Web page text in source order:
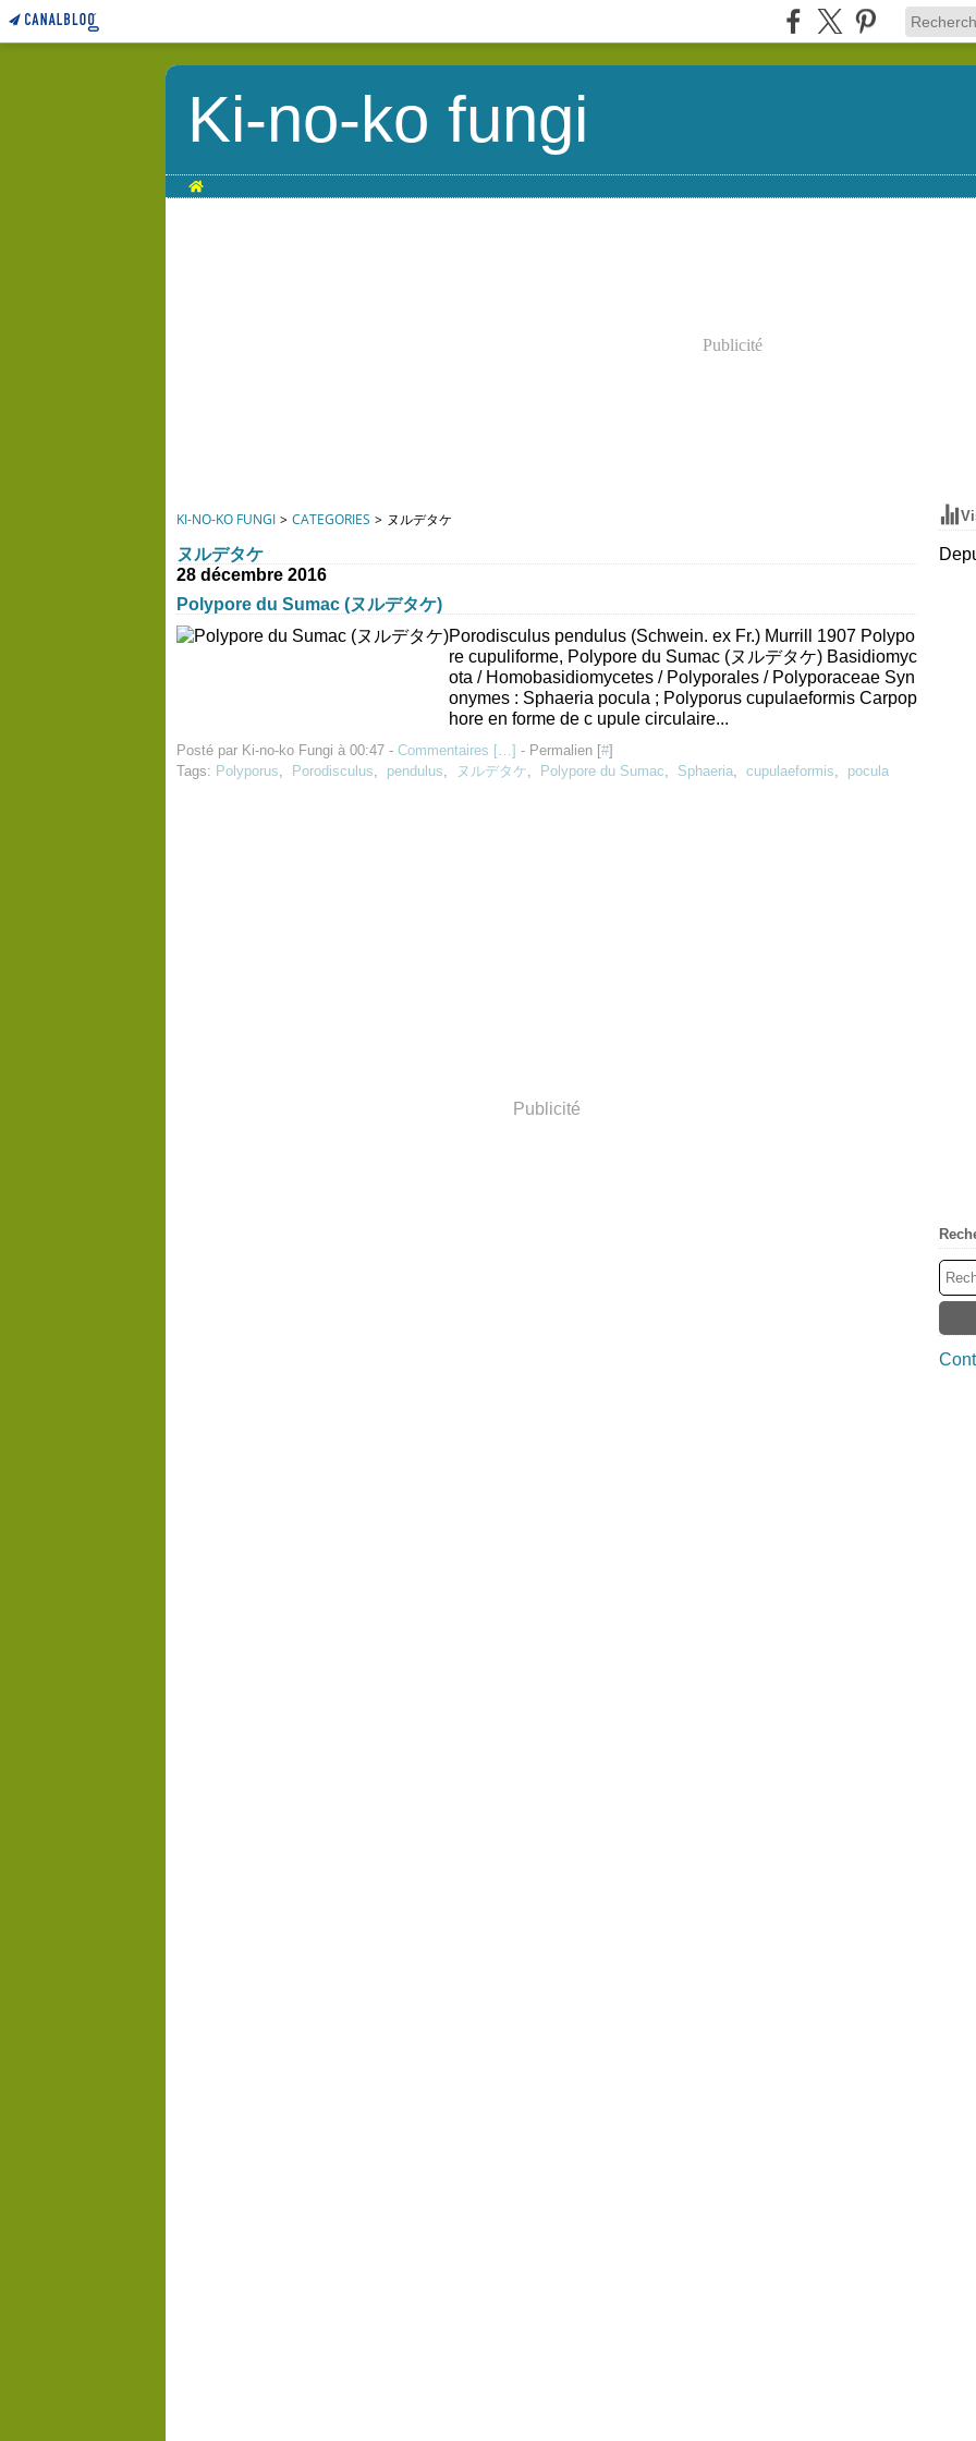
Ki-no-ko fungi
Home
Publicité
KI-NO-KO FUNGI > CATEGORIES > ヌルデタケ
ヌルデタケ
28 décembre 2016
Polypore du Sumac (ヌルデタケ)
Porodisculus pendulus (Schwein. ex Fr.) Murrill 1907 Polypo
re cupuliforme, Polypore du Sumac (ヌルデタケ) Basidiomyc
ota / Homobasidiomycetes / Polyporales / Polyporaceae Syn
onymes : Sphaeria pocula ; Polyporus cupulaeformis Carpop
hore en forme de c upule circulaire...
Posté par Ki-no-ko Fungi à 00:47 - Commentaires […] - Permalien [#]
Tags: Polyporus, Porodisculus, pendulus, ヌルデタケ, Polypore du Sumac, Sphaeria, cupulaeformis, pocula
Publicité